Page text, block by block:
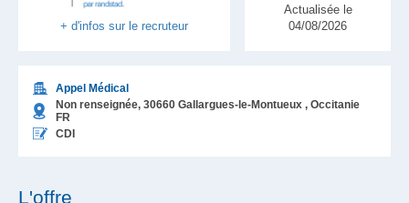
+ d'infos sur le recruteur
Appel Médical
Non renseignée, 30660 Gallargues-le-Montueux , Occitanie
FR
CDI
Actualisée le
04/08/2026
L'offre